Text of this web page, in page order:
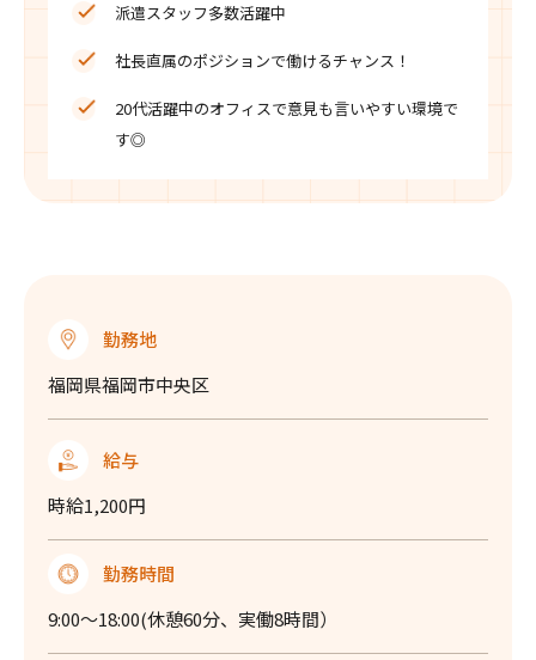
派遣スタッフ多数活躍中
社長直属のポジションで働けるチャンス！
20代活躍中のオフィスで意見も言いやすい環境で
す◎
勤務地
福岡県福岡市中央区
給与
時給1,200円
勤務時間
9:00〜18:00(休憩60分、実働8時間）